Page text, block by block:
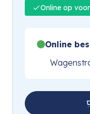
Online op
Online